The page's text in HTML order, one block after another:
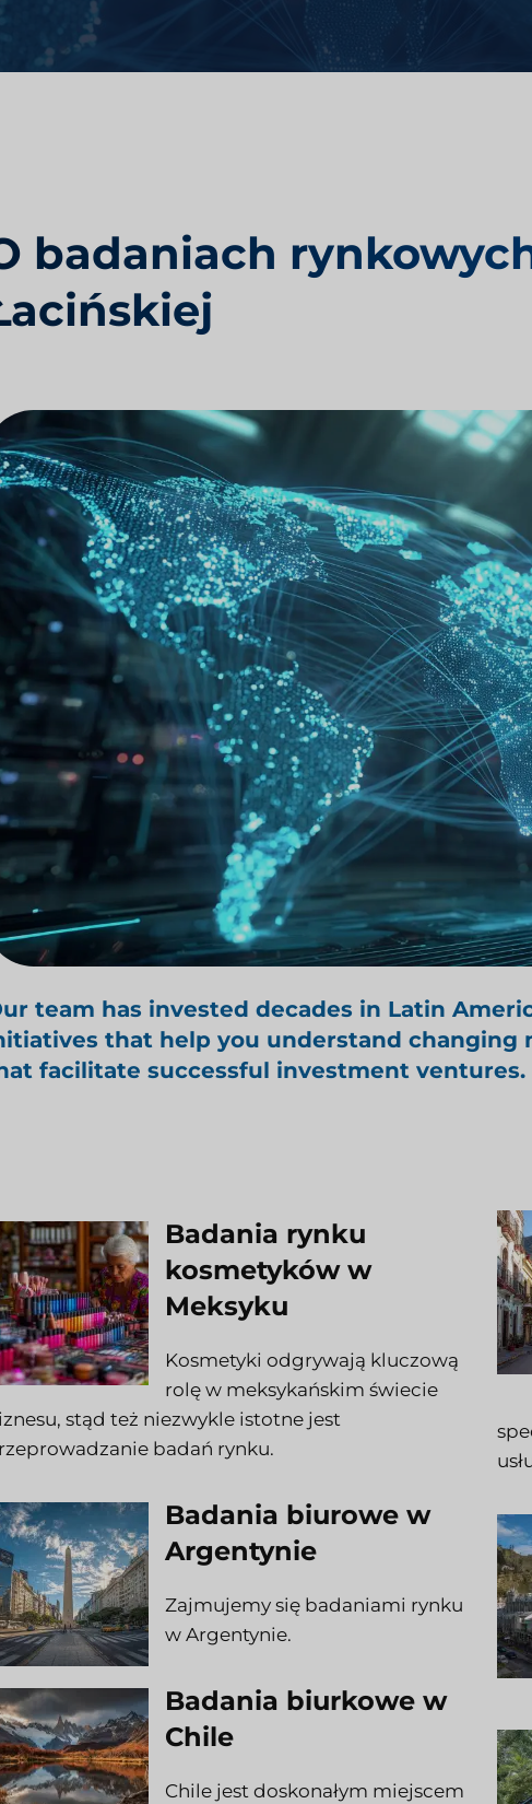
zdrowotnej Badania oceny rynku
badaniach
team has invested decades in Latin
that help you understand changing
facilitate successful investment ventures.
Badania rynku
kosmetyków w
Meksyku
Kosmetyki odgrywają kluczową
rolę w meksykańskim świecie
stąd też niezwykle istotne jest
badań rynku.
Badania biurowe w
Argentynie
Zajmujemy się badaniami rynku
w Argentynie.
Badania biurkowe w
Chile
Chile jest doskonałym miejscem